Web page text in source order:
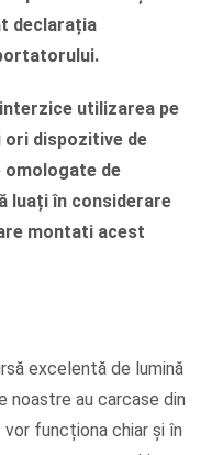
declarația
utilizarea pe
ori dispozitive de
omologate de
luați în considerare
montati acest
excelentă de lumină
noastre au carcase din
funcționa chiar și în